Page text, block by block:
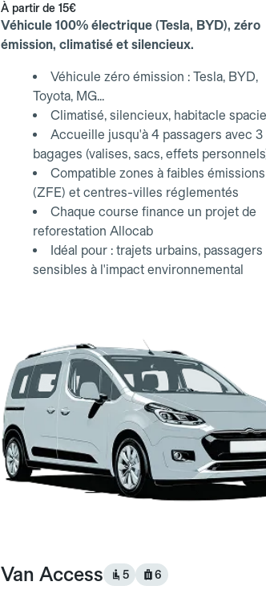
À partir de 15€
Véhicule 100% électrique (Tesla, BYD), zéro
émission, climatisé et silencieux.
Véhicule zéro émission : Tesla, BYD,
Toyota, MG...
Climatisé, silencieux, habitacle
Accueille jusqu'à 4 passagers avec 3
bagages (valises, sacs, effets
Compatible zones à faibles émissions
(ZFE) et centres-villes réglementés
Chaque course finance un projet de
reforestation Allocab
Idéal pour : trajets urbains, passagers
sensibles à l'impact environnemental
Van Access 5 6